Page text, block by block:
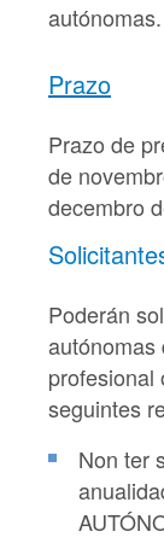
autónomas.
Prazo
Prazo de
de
decembro
Poderán
autónomas
profesional
seguintes
Non ter